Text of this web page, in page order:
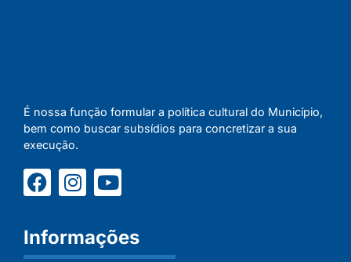
É nossa função formular a política cultural do Município,
bem como buscar subsídios para concretizar a sua
execução.
Informações